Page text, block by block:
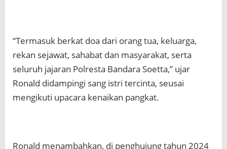
“Termasuk berkat doa dari orang tua, keluarga,
rekan sejawat, sahabat dan masyarakat, serta
seluruh jajaran Polresta Bandara Soetta,” ujar
Ronald didampingi sang istri tercinta, seusai
mengikuti upacara kenaikan pangkat.
Ronald menambahkan, di penghujung tahun 2024